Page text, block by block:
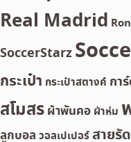
Real Madrid
SoccerStarz
กระเป๋า กระเป๋าสตางค์ กา
สโมสร ผ้าพันคอ ผ้าห่ม
ลูกบอล วอลเปเปอร์สายรั